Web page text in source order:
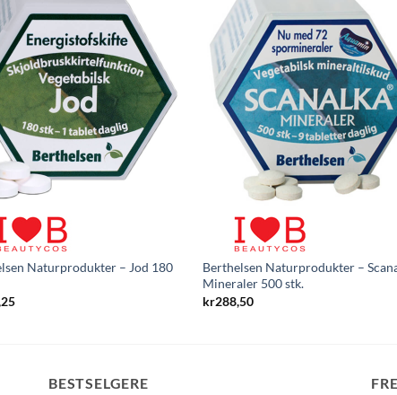
Naturprodukter – Jod 180
Berthelsen Naturprodukter –
Mineraler 500 stk.
kr288,50
BESTSELGERE